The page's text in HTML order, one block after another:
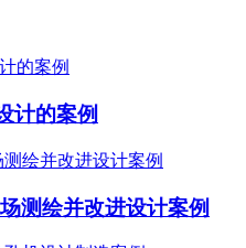
计的案例
测绘并改进设计案例